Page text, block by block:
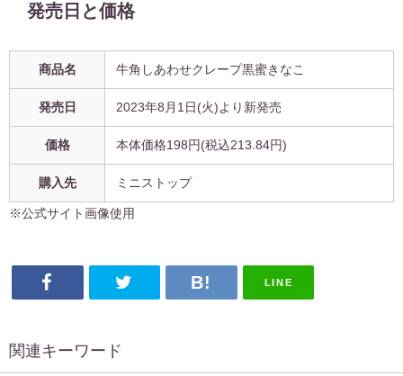
発売日と価格
商品名 牛角しあわせクレープ黒蜜きなこ
発売日 2023年8月1日 (火)より新発売
価格 本体価格198円 (税込213.84円)
購入先 ミニストップ
※公式サイト画像使用
LINE
関連キーワード